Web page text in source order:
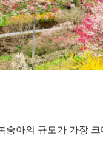
숭아의 규모가 가장 크